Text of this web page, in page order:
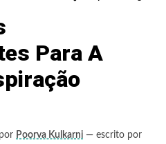
Para A
por Poorva Kulkarni — escrito por